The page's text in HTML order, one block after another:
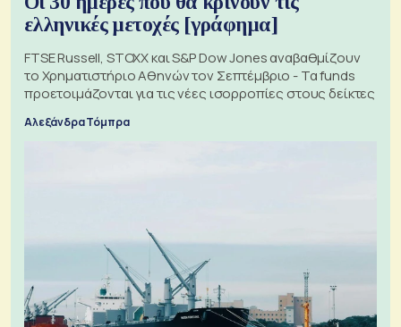
ελληνικές μετοχές [γράφημα]
FTSE Russell, STOXX και S&P Dow Jones αναβαθμίζουν
το Χρηματιστήριο Αθηνών τον Σεπτέμβριο - Τα funds
προετοιμάζονται για τις νέες ισορροπίες στους δείκτες
Αλεξάνδρα Τόμπρα